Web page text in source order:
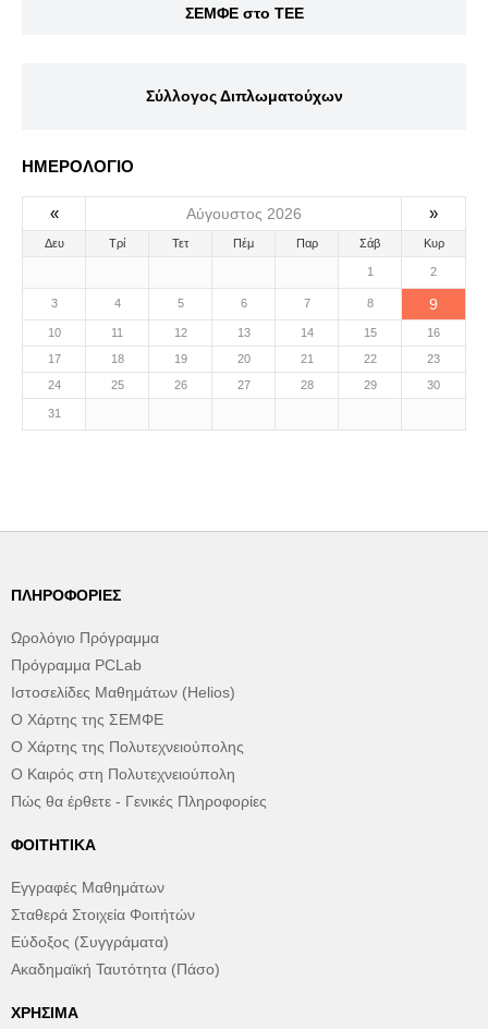
ΣΕΜΦΕ στο ΤΕΕ
Σύλλογος Διπλωματούχων
ΗΜΕΡΟΛΟΓΙΟ
« Αύγουστος 2026 »
Δευ Τρί Τετ Πέμ Παρ Σάβ Κυρ
1 2
3 4 5 6 7 8 9
10 11 12 13 14 15
16
17
18 19 20 21 22
23
24
25 26 27 28 29 30
31
ΠΛΗΡΟΦΟΡΊΕΣ
Ωρολόγιο Πρόγραμμα
Πρόγραμμα PCLab
Ιστοσελίδες Μαθημάτων (Helios)
Ο Χάρτης της ΣΕΜΦΕ
Ο Χάρτης της Πολυτεχνειούπολης
Ο Καιρός στη Πολυτεχνειούπολη
Πώς θα έρθετε - Γενικές Πληροφορίες
ΦΟΙΤΗΤΙΚΆ
Εγγραφές Μαθημάτων
Σταθερά Στοιχεία Φοιτήτών
Εύδοξος (Συγγράματα)
Ακαδημαϊκή Ταυτότητα (Πάσο)
ΧΡΉΣΙΜΑ